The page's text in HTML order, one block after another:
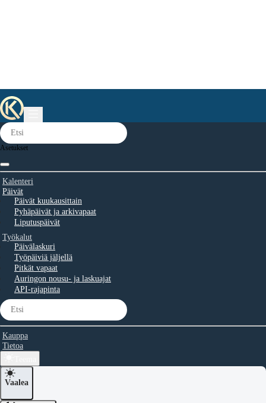
Asetukset
Kalenteri
Päivät
Päivät kuukausittain
Pyhäpäivät ja arkivapaat
Liputuspäivät
Työkalut
Päivälaskuri
Työpäiviä jäljellä
Pitkät vapaat
Auringon nousu- ja laskuajat
API-rajapinta
Kauppa
Tietoa
Vaalea